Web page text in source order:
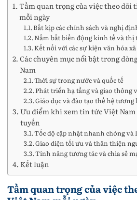
Tầm quan trọng của việc theo dõi
mỗi ngày
Bắt kịp các chính sách và nghị
Nắm bắt biến động kinh tế và thị
Kết nối với các sự kiện văn hóa
Các chuyên mục nổi bật trong
Nam
Thời sự trong nước và quốc tế
Phát triển hạ tầng và giao thông
Giáo dục và đào tạo thế hệ tương
Ưu điểm khi xem tin tức Việt
tuyến
Tốc độ cập nhật nhanh chóng và
Giao diện tối ưu và thân thiện
Tính năng tương tác và chia sẻ
Kết luận
Tầm quan trọng của việc